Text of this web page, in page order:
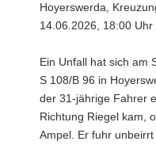
Hoyerswerda,
14.06.2026, 18:00 Uhr
Ein Unfall hat sich am
S 108/B 96 in
der 31-jährige Fahrer
Richtung Riegel kam,
Ampel. Er fuhr